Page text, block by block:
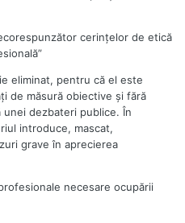
cerinţelor de etică
eliminat, pentru că el este
de măsură obiective şi fără
dezbateri publice. În
introduce, mascat,
grave în aprecierea
necesare ocupării